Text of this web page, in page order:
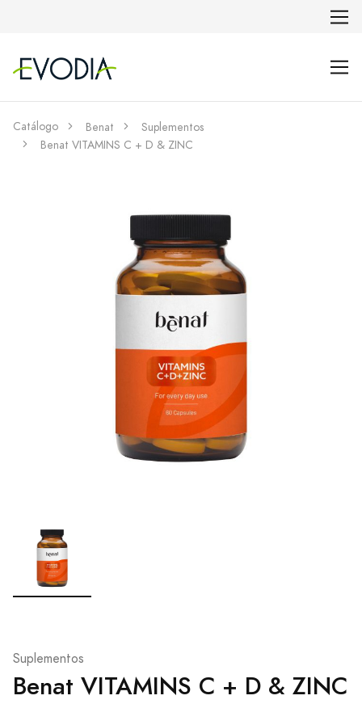
Catálogo Benat
Suplementos
Benat VITAMINS C + D & ZINC
Suplementos
Benat VITAMINS C + D & ZINC